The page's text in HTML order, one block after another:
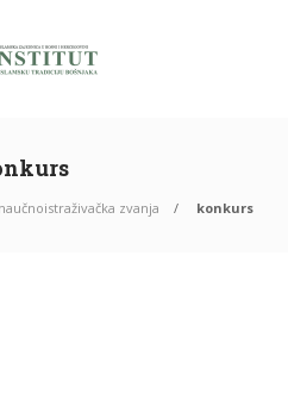
zvanja konkurs